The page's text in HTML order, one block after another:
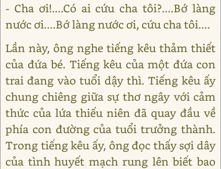
- Cha ơi!....Có ai cứu cha tôi?....Bớ làng
nước ơi....Bớ làng nước ơi, cứu cha tôi....
Lần này, ông nghe tiếng kêu thảm thiết
của đứa bé. Tiếng kêu của một đứa con
trai đang vào tuổi dậy thì. Tiếng kêu ấy
chung chiêng giữa sự thơ ngây với cảm
thức của lứa thiếu niên đã quay đầu về
phía con đường của tuổi trưởng thành.
Trong tiếng kêu ấy, ông đọc thấy sợi dây
của tình huyết mạch rung lên biết bao